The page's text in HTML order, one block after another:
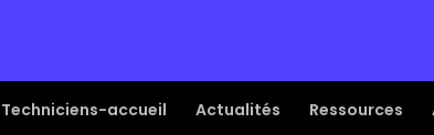
Techniciens-accueil Actualités Ressources